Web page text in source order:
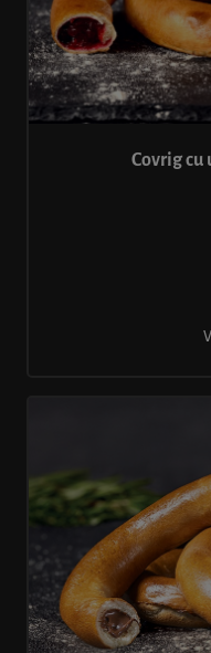
Covrig cu